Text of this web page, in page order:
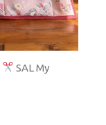
SAL My